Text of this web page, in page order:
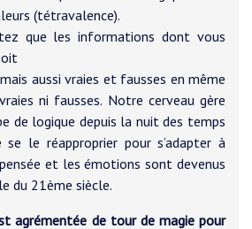
(tétravalence).
que les informations dont vous
aussi vraies et fausses en même
ni fausses. Notre cerveau gère
de logique depuis la nuit des temps
le réapproprier pour s’adapter à
et les émotions sont devenus
du 21ème siècle.
agrémentée de tour de magie pour